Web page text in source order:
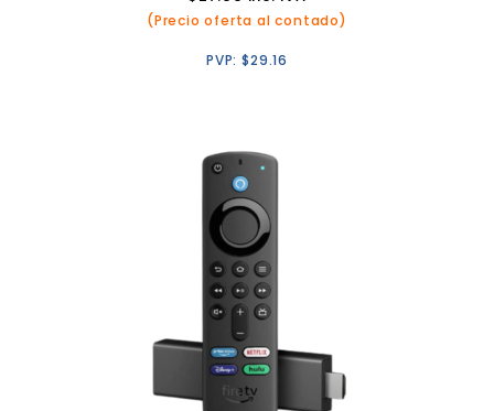
(Precio oferta al contado)
PVP:$29.16